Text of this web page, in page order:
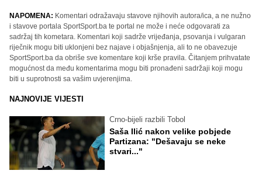
NAPOMENA: Komentari odražavaju stavove njihovih autora/ica, a ne nužno
i stavove portala SportSport.ba te portal ne može i neće odgovarati za
sadržaj tih kometara. Komentari koji sadrže vrijeđanja, psovanja i vulgaran
riječnik mogu biti uklonjeni bez najave i objašnjenja, ali to ne obavezuje
SportSport.ba da obriše sve komentare koji krše pravila. Čitanjem prihvatate
mogućnost da među komentarima mogu biti pronađeni sadržaji koji mogu
biti u suprotnosti sa vašim uvjerenjima.
NAJNOVIJE VIJESTI
Crno-bijeli razbili Tobol
Saša Ilić nakon velike pobjede
Partizana: "Dešavaju se neke
stvari..."